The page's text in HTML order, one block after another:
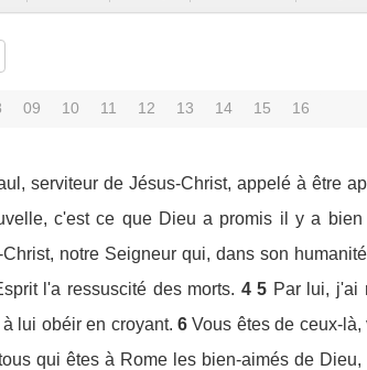
09 10 11 12 13 14 15 16
serviteur de Jésus-Christ, appelé à être
c'est ce que Dieu a promis il y a
notre Seigneur qui, dans son
l'a ressuscité des morts. 4 5 Par lui, j'ai
lui obéir en croyant. 6 Vous êtes de ceux-
qui êtes à Rome les bien-aimés de